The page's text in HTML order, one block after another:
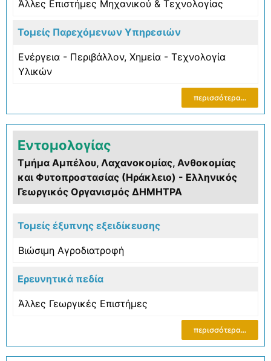
Άλλες Επιστήμες Μηχανικού & Τεχνολογίας
Τομείς Παρεχόμενων Υπηρεσιών
Ενέργεια - Περιβάλλον, Χημεία - Τεχνολογία
Υλικών
περισσότερα...
Εντομολογίας
Τμήμα Αμπέλου, Λαχανοκομίας, Ανθοκομίας
και Φυτοπροστασίας (Ηράκλειο) - Ελληνικός
Γεωργικός Οργανισμός ΔΗΜΗΤΡΑ
Τομείς έξυπνης εξειδίκευσης
Βιώσιμη Αγροδιατροφή
Ερευνητικά πεδία
Άλλες Γεωργικές Επιστήμες
περισσότερα...